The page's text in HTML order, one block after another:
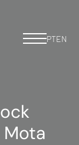
PTEN
Mota